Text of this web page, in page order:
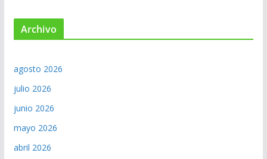
Archivo
agosto 2026
julio 2026
junio 2026
mayo 2026
abril 2026